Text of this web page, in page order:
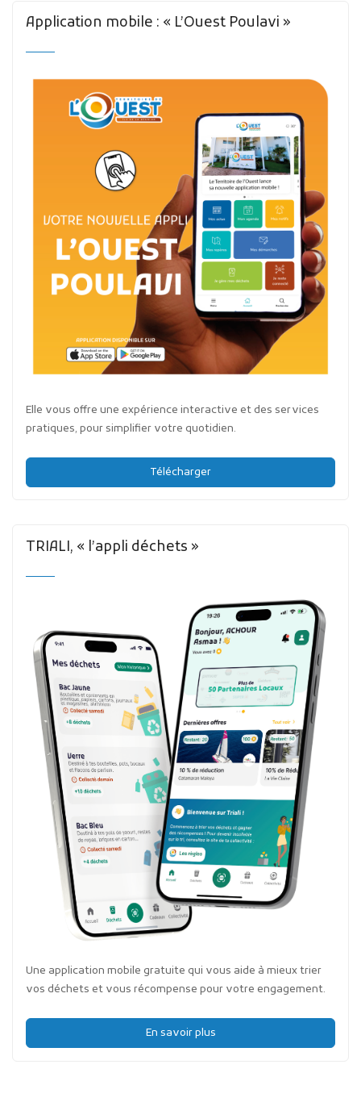
Application mobile : « L’Ouest Poulavi »
Elle vous offre une expérience interactive et des services
pratiques, pour simplifier votre quotidien.
Télécharger
TRIALI, « l’appli déchets »
Une application mobile gratuite qui vous aide à mieux trier
vos déchets et vous récompense pour votre engagement.
En savoir plus